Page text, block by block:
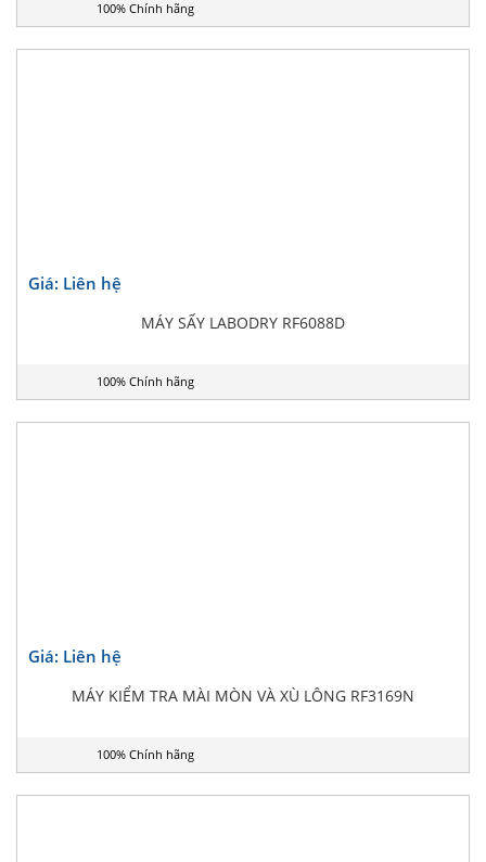
100% Chính hãng
Giá: Liên hệ
MÁY SẤY LABODRY RF6088D
100% Chính hãng
Giá: Liên hệ
MÁY KIỂM TRA MÀI MÒN VÀ XÙ LÔNG RF3169N
100% Chính hãng